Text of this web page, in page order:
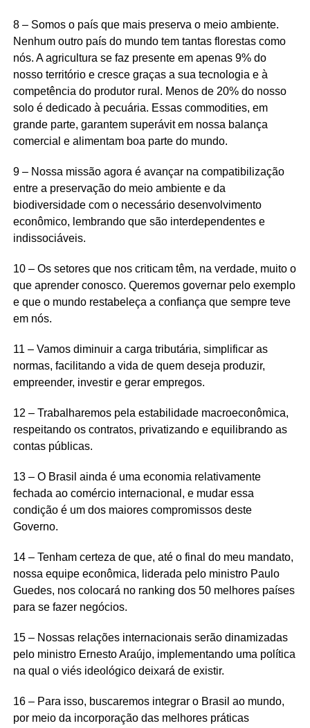
8 – Somos o país que mais preserva o meio ambiente.
Nenhum outro país do mundo tem tantas florestas como
nós. A agricultura se faz presente em apenas 9% do
nosso território e cresce graças a sua tecnologia e à
competência do produtor rural. Menos de 20% do nosso
solo é dedicado à pecuária. Essas commodities, em
grande parte, garantem superávit em nossa balança
comercial e alimentam boa parte do mundo.
9 – Nossa missão agora é avançar na compatibilização
entre a preservação do meio ambiente e da
biodiversidade com o necessário desenvolvimento
econômico, lembrando que são interdependentes e
indissociáveis.
10 – Os setores que nos criticam têm, na verdade, muito o
que aprender conosco. Queremos governar pelo exemplo
e que o mundo restabeleça a confiança que sempre teve
em nós.
11 – Vamos diminuir a carga tributária, simplificar as
normas, facilitando a vida de quem deseja produzir,
empreender, investir e gerar empregos.
12 – Trabalharemos pela estabilidade macroeconômica,
respeitando os contratos, privatizando e equilibrando as
contas públicas.
13 – O Brasil ainda é uma economia relativamente
fechada ao comércio internacional, e mudar essa
condição é um dos maiores compromissos deste
Governo.
14 – Tenham certeza de que, até o final do meu mandato,
nossa equipe econômica, liderada pelo ministro Paulo
Guedes, nos colocará no ranking dos 50 melhores países
para se fazer negócios.
15 – Nossas relações internacionais serão dinamizadas
pelo ministro Ernesto Araújo, implementando uma política
na qual o viés ideológico deixará de existir.
16 – Para isso, buscaremos integrar o Brasil ao mundo,
por meio da incorporação das melhores práticas